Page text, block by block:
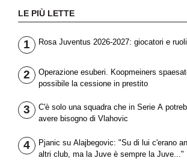
LE PIÙ LETTE
1 Rosa Juventus 2026-2027: giocatori e ruoli
2
Operazione esuberi. Koopmeiners
possibile la cessione in prestito
3
C'è solo una squadra che in Serie A
avere bisogno di Vlahovic
4
Pjanic su Alajbegovic: "Su di lui c'erano
altri club, ma la Juve è sempre la Juve..."